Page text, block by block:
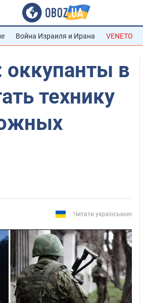
Война Израиля и Ирана VENETO
оккупанты в
технику
Читати українською